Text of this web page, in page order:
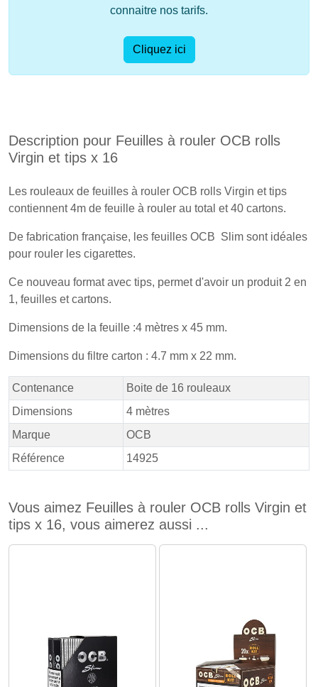
connaitre nos tarifs.
Cliquez ici
Description pour Feuilles à rouler OCB rolls
Virgin et tips x 16
Les rouleaux de feuilles à rouler OCB rolls Virgin et tips
contiennent 4m de feuille à rouler au total et 40 cartons.
De fabrication française, les feuilles OCB Slim sont idéales
pour rouler les cigarettes.
Ce nouveau format avec tips, permet d'avoir un produit 2 en
1, feuilles et cartons.
Dimensions de la feuille :4 mètres x 45 mm.
Dimensions du filtre carton : 4.7 mm x 22 mm.
Contenance
Boite de 16 rouleaux
Dimensions
4 mètres
Marque
OCB
Référence
14925
Vous aimez Feuilles à rouler OCB rolls Virgin et
tips x 16, vous aimerez aussi ...